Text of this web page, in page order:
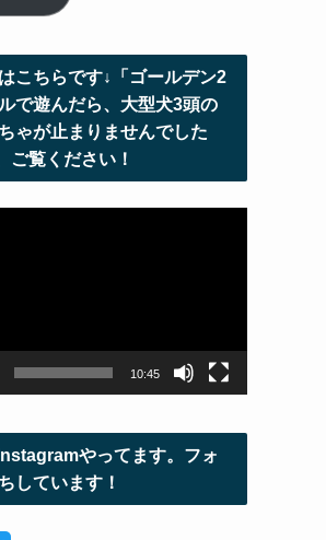
こちらです↓「ゴールデン2
で遊んだら、大型犬3頭の
ゃが止まりませんでした
ご覧ください！
10:45
やってます。フォ
しています！